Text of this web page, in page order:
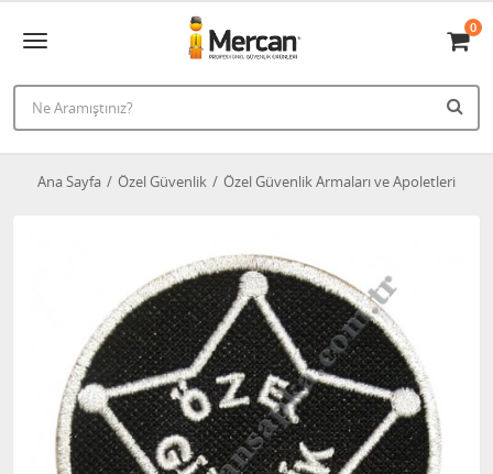
0
Ana Sayfa Özel Güvenlik Özel Güvenlik Armaları ve Apoletleri